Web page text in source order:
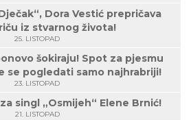
Dora Vestić prepričava
iz stvarnog života!
25. LISTOPAD
šokiraju! Spot za pjesmu
se pogledati samo najhrabriji!
23. LISTOPAD
singl „Osmijeh“ Elene Brnić!
21. LISTOPAD